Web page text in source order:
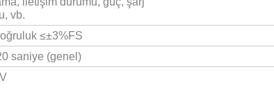
vb.
≤±3%FS
saniye (genel)